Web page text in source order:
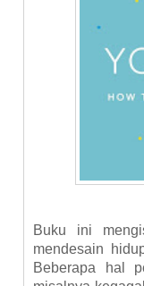
Buku ini
mendesain
Beberapa hal